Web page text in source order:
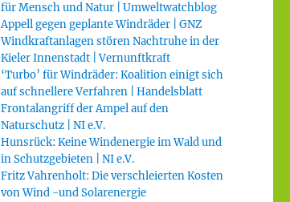
für Mensch und Natur | Umweltwatchblog
Appell gegen geplante Windräder | GNZ
Windkraftanlagen stören Nachtruhe in der
Kieler Innenstadt | Vernunftkraft
‘Turbo’ für Windräder: Koalition einigt sich
auf schnellere Verfahren | Handelsblatt
Frontalangriff der Ampel auf den
Naturschutz | NI e.V.
Hunsrück: Keine Windenergie im Wald und
in Schutzgebieten | NI e.V.
Fritz Vahrenholt: Die verschleierten Kosten
von Wind -und Solarenergie